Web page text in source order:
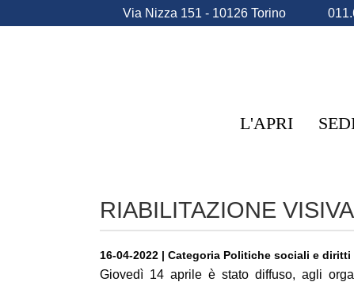
Via Nizza 151 - 10126 Torino
L'APRI
RIABILITAZIONE
16-04-2022 | Categoria Politiche sociali e diritti
Giovedì 14 aprile è stato diffuso, agli